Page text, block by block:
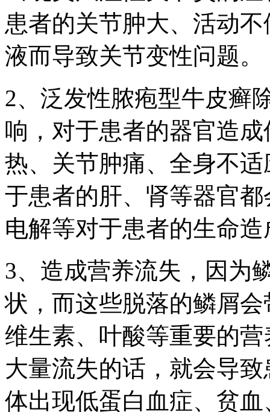
患者的关节肿大、活动
液而导致关节变性问题。
2、泛发性脓疱型牛皮癣
响，对于患者的器官造
热、关节肿痛、全身不
于患者的肝、肾等器官
电解等对于患者的生命
3、造成营养流失，因为
状，而这些脱落的鳞屑
维生素、叶酸等重要的
大量流失的话，就会导
体出现低蛋白血症、贫